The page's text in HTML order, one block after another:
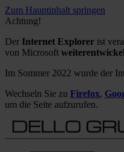
Zum Hauptinhalt springen
Achtung!
Der Internet Explorer ist
von Microsoft
Im Sommer 2022 wurde der
Wechseln Sie zu Firefox,
um die Seite aufzurufen.